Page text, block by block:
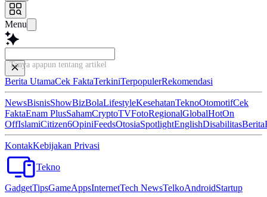
Menu
Tanya apapun tentang artikel ini...
Berita UtamaCek FaktaTerkiniTerpopulerRekomendasi
NewsBisnisShowBizBolaLifestyleKesehatanTeknoOtomotifCek
FaktaEnam PlusSahamCryptoTVFotoRegionalGlobalHotOn
OffIslamiCitizen6OpiniFeedsOtosiaSpotlightEnglishDisabilitasBerita
KontakKebijakan Privasi
Tekno
GadgetTipsGameAppsInternetTech NewsTelkoAndroidStartup